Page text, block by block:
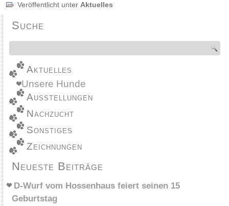
Veröffentlicht unter Aktuelles
Suche
Aktuelles
Unsere Hunde
Ausstellungen
Nachzucht
Sonstiges
Zeichnungen
Neueste Beiträge
D-Wurf vom Hossenhaus feiert seinen 15
Geburtstag